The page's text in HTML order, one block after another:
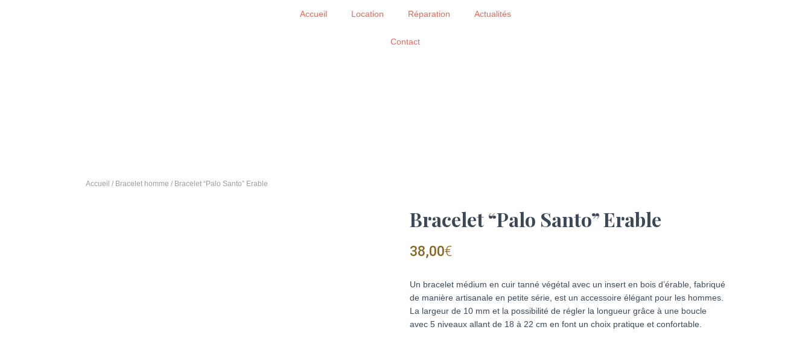
Accueil Location Réparation Actualités
Contact
Accueil / Bracelet homme / Bracelet “Palo Santo” Erable
Bracelet “Palo Santo” Erable
38,00€
Un bracelet médium en cuir tanné végétal avec un insert en bois d’érable, fabriqué
de manière artisanale en petite série, est un accessoire élégant pour les hommes.
La largeur de 10 mm et la possibilité de régler la longueur grâce à une boucle
avec 5 niveaux allant de 18 à 22 cm en font un choix pratique et confortable.